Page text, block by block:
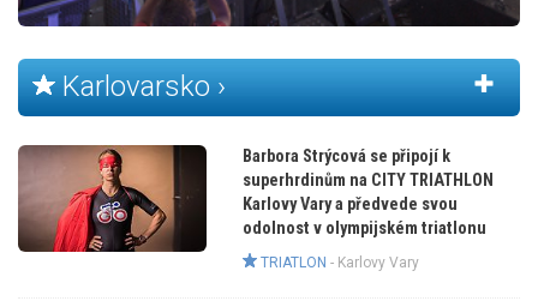
Karlovarsko ›
Barbora Strýcová se připojí k
superhrdinům na CITY TRIATHLON
Karlovy Vary a předvede svou
odolnost v olympijském triatlonu
TRIATLON - Karlovy Vary